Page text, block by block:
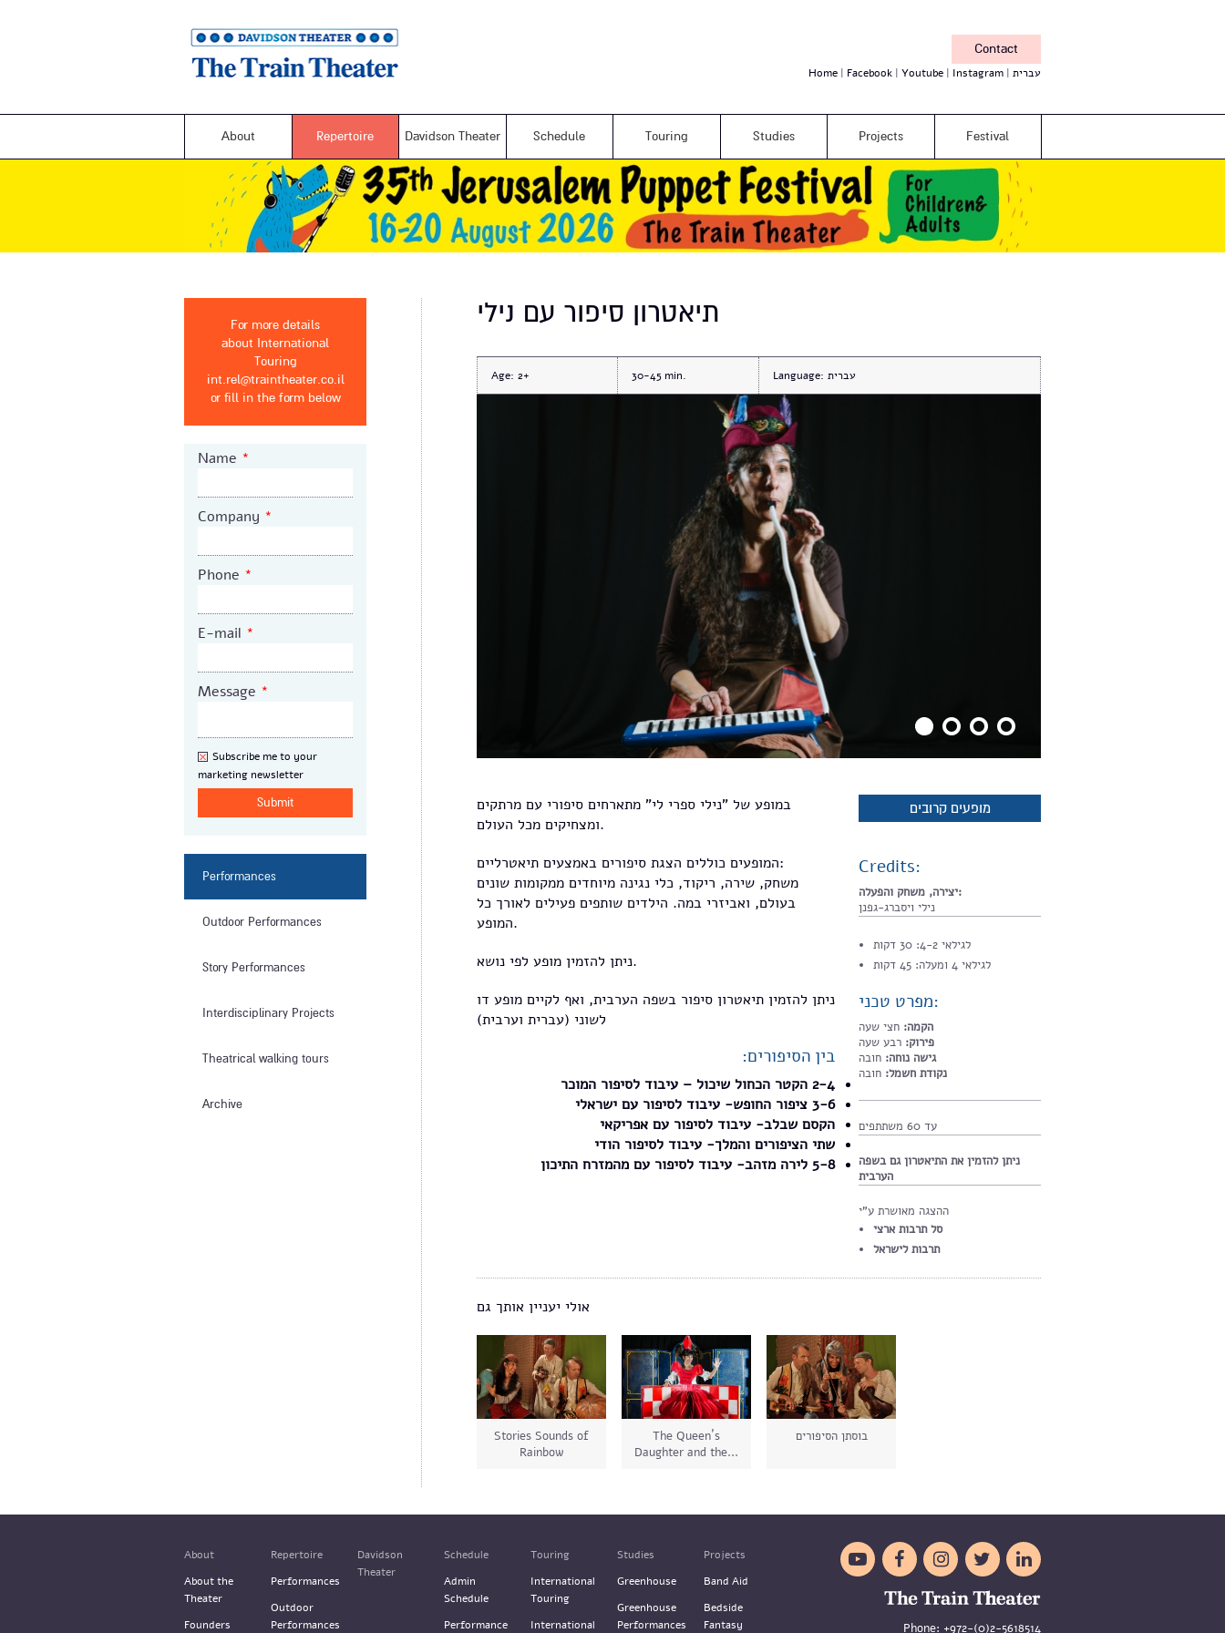
Contact
Home Facebook Youtube Instagram עברית
About Repertoire Davidson Theater Schedule Touring Studies Projects Festival
For more details
about International
Touring
int.rel@traintheater.co.il
or fill in the form below
Name *
Company *
Phone *
E-mail *
Message *
Newsletter
Subscribe me to your
marketing newsletter
Performances
Outdoor Performances
Story Performances
Interdisciplinary Projects
Theatrical walking tours
Archive
תיאטרון סיפור עם נילי
Age: 2+ 30-45 Language: עברית
במופע של "נילי ספרי לי" מתארחים סיפורי עם מרתקים
ומצחיקים מכל העולם.
המופעים כוללים הצגת סיפורים באמצעים תיאטרליים:
משחק, שירה, ריקוד, כלי נגינה מיוחדים ממקומות שונים
בעולם, ואביזרי במה. הילדים שותפים פעילים לאורך כל
המופע.
ניתן להזמין מופע לפי נושא.
ניתן להזמין תיאטרון סיפור בשפה הערבית, ואף לקיים מופע דו
לשוני (עברית וערבית)
בין הסיפורים:
2-4 הקטר הכחול שיכול – עיבוד לסיפור המוכר
3-6 ציפור החופש- עיבוד לסיפור עם ישראלי
הקסם שבלב- עיבוד לסיפור עם אפריקאי
שתי הציפורים והמלך- עיבוד לסיפור הודי
5-8 לירה מזהב- עיבוד לסיפור עם מהמזרח התיכון
מופעים קרובים
Credits:
יצירה, משחק והפעלה:
נילי ויסברג-גפנן
לגילאי 4-2: 30 דקות
לגילאי 4 ומעלה: 45 דקות
מפרט טכני:
הקמה: חצי שעה
פירוק: רבע שעה
גישה נוחה: חובה
נקודת חשמל: חובה
עד 60 משתתפים
ניתן להזמין את התיאטרון גם בשפה
הערבית
ההצגה מאושרת ע"י
סל תרבות ארצי
תרבות לישראל
אולי יעניין אותך גם
Stories Sounds of
Rainbow
The Queen´s
Daughter and the...
בוסתן הסיפורים
About
About the
Theater
Founders
Repertoire
Performances
Outdoor
Performances
Davidson
Theater
Schedule
Admin
Schedule
Performance
Touring
International
Touring
International
Studies
Greenhouse
Greenhouse
Performances
Projects
Band Aid
Bedside
Fantasy
    
Phone: +972-(0)2-5618514